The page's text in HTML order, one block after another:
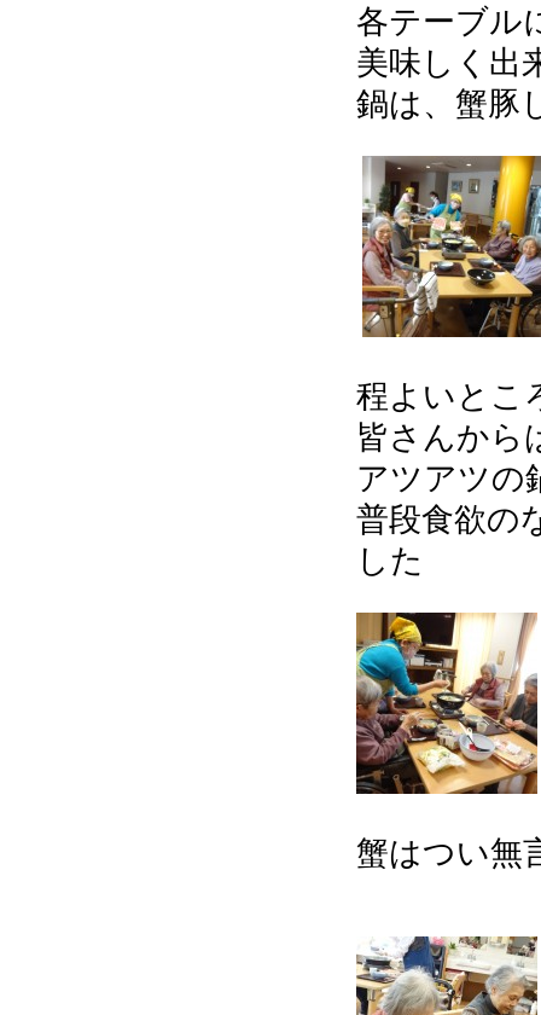
各テーブル
美味しく出
鍋は、蟹豚
程よいとこ
皆さんから
アツアツの
普段食欲の
した
蟹はつい無